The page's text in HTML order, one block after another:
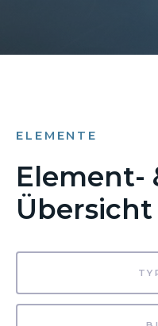
ELEMENTE
Element-
Übersicht